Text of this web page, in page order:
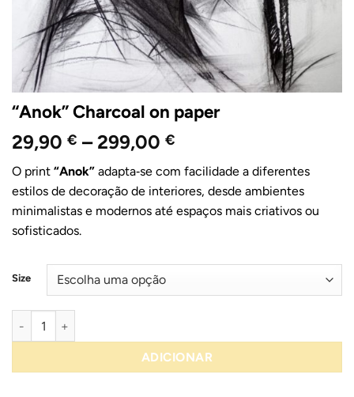
“Anok” Charcoal on paper
29,90 € – 299,00 €
29,90 €
through
299,00 €
O print “Anok” adapta‑se com facilidade a diferentes
estilos de decoração de interiores, desde ambientes
minimalistas e modernos até espaços mais criativos ou
sofisticados.
Size
Quantidade de "Anok" Charcoal on paper
ADICIONAR